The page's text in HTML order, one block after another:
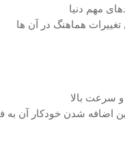
مهم دنیا
تغییرات هماهنگ در آن ها
و سرعت بالا
اضافه شدن خودکار آن